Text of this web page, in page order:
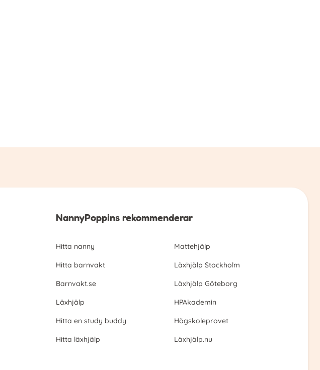
NannyPoppins rekommenderar
Hitta nanny
Hitta barnvakt
Barnvakt.se
Läxhjälp
Hitta en study buddy
Hitta läxhjälp
Mattehjälp
Läxhjälp Stockholm
Läxhjälp Göteborg
HPAkademin
Högskoleprovet
Läxhjälp.nu